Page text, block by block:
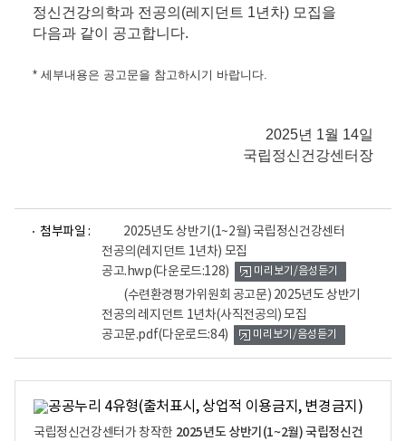
정신건강의학과 전공의(레지던트 1년차) 모집을
다음과 같이 공고합니다.
* 세부내용은 공고문을 참고하시기 바랍니다.
2025년 1월 14일
국립정신건강센터장
첨부파일 :
2025년도 상반기(1~2월) 국립정신건강센터
전공의(레지던트 1년차) 모집
공고.hwp(다운로드:128) 미리보기/음성듣기
(수련환경평가위원회 공고문) 2025년도 상반기
전공의 레지던트 1년차(사직전공의) 모집
공고문.pdf(다운로드:84) 미리보기/음성듣기
국립정신건강센터가 창작한 2025년도 상반기(1~2월) 국립정신건